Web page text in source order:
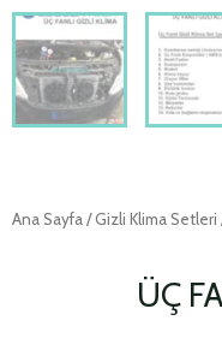
Ana Sayfa/Gizli Klima Setleri
ÜÇ